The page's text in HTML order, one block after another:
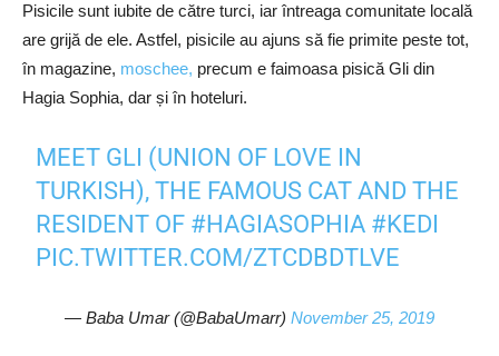
Pisicile sunt iubite de către turci, iar întreaga comunitate locală
are grijă de ele. Astfel, pisicile au ajuns să fie primite peste tot,
în magazine, moschee, precum e faimoasa pisică Gli din
Hagia Sophia, dar și în hoteluri.
MEET GLI (UNION OF LOVE IN
TURKISH), THE FAMOUS CAT AND THE
RESIDENT OF #HAGIASOPHIA #KEDI
PIC.TWITTER.COM/ZTCDBDTLVE
— Baba Umar (@BabaUmarr) November 25, 2019